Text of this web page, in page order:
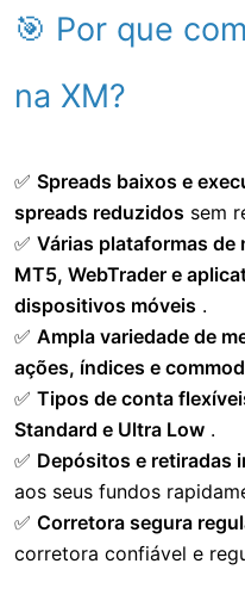
🎯 Por que
na XM?
✅ Spreads baixos e
spreads reduzidos sem
✅ Várias plataformas de
MT5, WebTrader e
dispositivos móveis .
✅ Ampla variedade de
ações, índices e
✅ Tipos de conta
Standard e Ultra Low .
✅ Depósitos e retiradas
aos seus fundos
✅ Corretora segura
corretora confiável e